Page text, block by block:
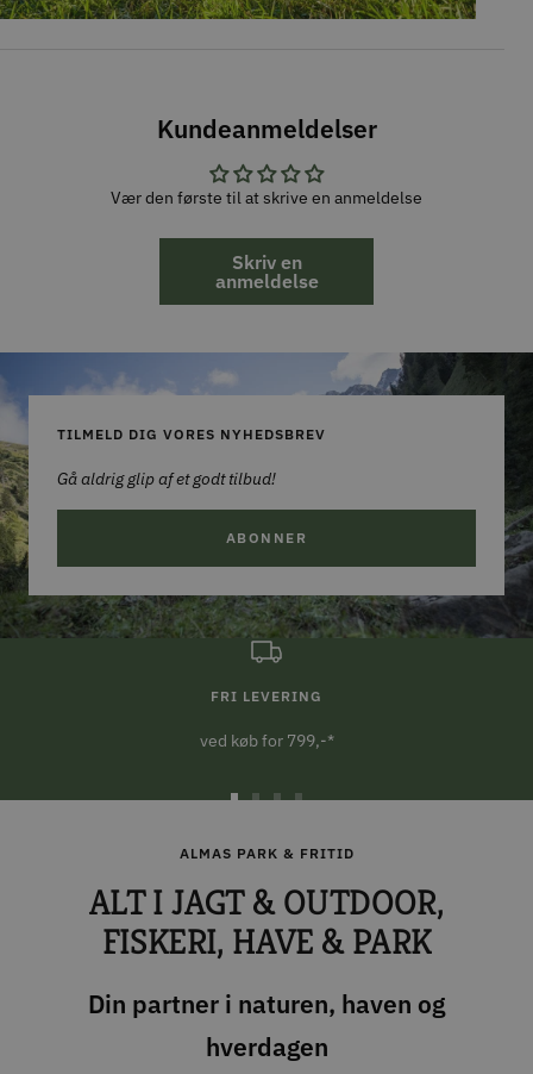
Kundeanmeldelser
Vær den første til at skrive en anmeldelse
Skriv en
anmeldelse
TILMELD DIG VORES NYHEDSBREV
Gå aldrig glip af et godt tilbud!
ABONNER
FRI LEVERING
ved køb for 799,-*
1
2
4
ALMAS PARK & FRITID
ALT I JAGT & OUTDOOR,
FISKERI, HAVE & PARK
Din partner i naturen, haven og
hverdagen